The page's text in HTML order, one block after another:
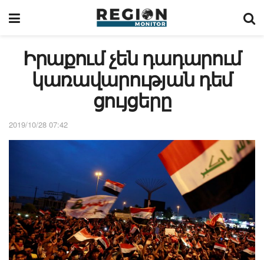
Իրաքում չեն դադարում
կառավարության դեմ
ցույցերը
2019/10/28 07:42